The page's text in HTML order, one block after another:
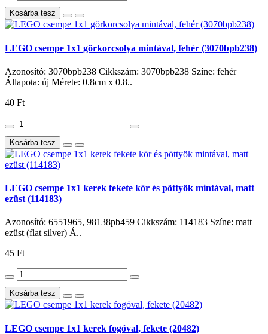
Kosárba tesz
LEGO csempe 1x1 görkorcsolya mintával, fehér (3070bpb238)
Azonosító: 3070bpb238 Cikkszám: 3070bpb238 Színe: fehér
Állapota: új Mérete: 0.8cm x 0.8..
40 Ft
Kosárba tesz
LEGO csempe 1x1 kerek fekete kör és pöttyök mintával, matt
ezüst (114183)
Azonosító: 6551965, 98138pb459 Cikkszám: 114183 Színe: matt
ezüst (flat silver) Á..
45 Ft
Kosárba tesz
LEGO csempe 1x1 kerek fogóval, fekete (20482)